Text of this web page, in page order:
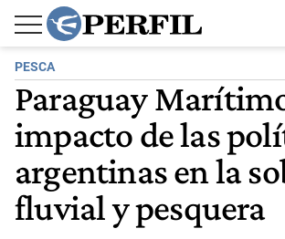
PESCA
Paraguay
impacto de las
argentinas en la
fluvial y pesquera